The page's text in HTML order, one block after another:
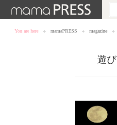
You are here mamaPRESS magazine
遊び